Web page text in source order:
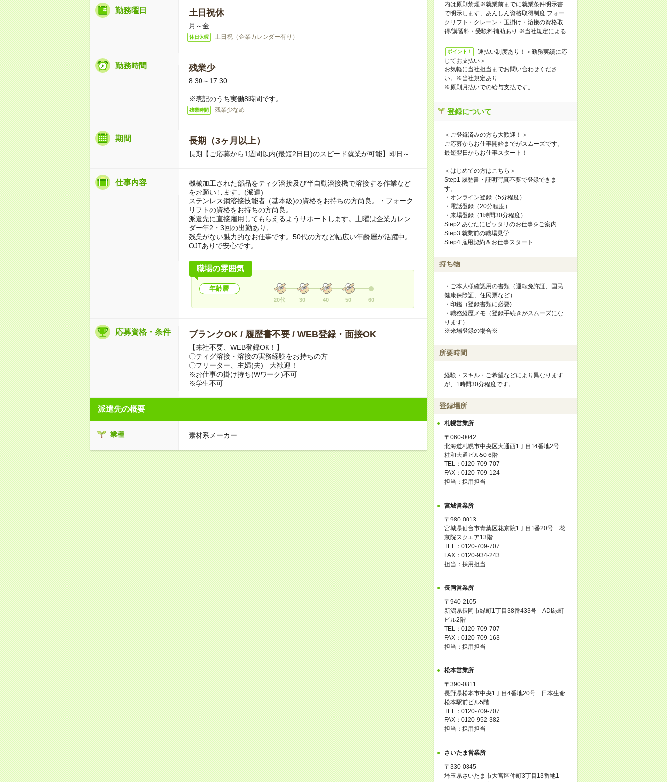
勤務曜日 土日祝休
月～金
休日休暇 土日祝（企業カレンダー有り）
勤務時間 残業少
8:30～17:30
※表記のうち実働8時間です。
残業時間 残業少なめ
期間 長期（3ヶ月以上）
長期【ご応募から1週間以内(最短2日目)のスピード就業が可能】即日～
仕事内容
機械加工された部品をティグ溶接及び半自動溶接機で溶接する作業など
をお願いします。(派遣)
ステンレス鋼溶接技能者（基本級)の資格をお持ちの方尚良。・フォーク
リフトの資格をお持ちの方尚良。
派遣先に直接雇用してもらえるようサポートします。土曜は企業カレン
ダー年2・3回の出勤あり。
残業がない魅力的なお仕事です。50代の方など幅広い年齢層が活躍中。
OJTありで安心です。
職場の雰囲気
年齢層
20代 30 40 50 60
応募資格・条件 ブランクOK / 履歴書不要 / WEB登録・面接OK
【来社不要、WEB登録OK！】
〇ティグ溶接・溶接の実務経験をお持ちの方
〇フリーター、主婦(夫) 大歓迎！
※お仕事の掛け持ち(Wワーク)不可
※学生不可
派遣先の概要
業種 素材系メーカー
内は原則禁煙※就業前までに就業条件明示書
で明示します、あんしん資格取得制度 フォー
クリフト・クレーン・玉掛け・溶接の資格取
得/講習料・受験料補助あり ※当社規定による
ポイント！
速払い制度あり！＜勤務実績に応
じてお支払い＞
お気軽に当社担当までお問い合わせくださ
い。※当社規定あり
※原則月払いでの給与支払です。
登録について
＜ご登録済みの方も大歓迎！＞
ご応募からお仕事開始までがスムーズです。
最短翌日からお仕事スタート！
＜はじめての方はこちら＞
Step1 履歴書・証明写真不要で登録できま
す。
・オンライン登録（5分程度）
・電話登録（20分程度）
・来場登録（1時間30分程度）
Step2 あなたにピッタリのお仕事をご案内
Step3 就業前の職場見学
Step4 雇用契約＆お仕事スタート
持ち物
・ご本人様確認用の書類（運転免許証、国民
健康保険証、住民票など）
・印鑑（登録書類に必要)
・職務経歴メモ（登録手続きがスムーズにな
ります）
※来場登録の場合※
所要時間
経験・スキル・ご希望などにより異なります
が、1時間30分程度です。
登録場所
札幌営業所
〒060-0042
北海道札幌市中央区大通西1丁目14番地2号
桂和大通ビル50 6階
TEL：0120-709-707
FAX：0120-709-124
担当：採用担当
宮城営業所
〒980-0013
宮城県仙台市青葉区花京院1丁目1番20号 花
京院スクエア13階
TEL：0120-709-707
FAX：0120-934-243
担当：採用担当
長岡営業所
〒940-2105
新潟県長岡市緑町1丁目38番433号 ADI緑町
ビル2階
TEL：0120-709-707
FAX：0120-709-163
担当：採用担当
松本営業所
〒390-0811
長野県松本市中央1丁目4番地20号 日本生命
松本駅前ビル5階
TEL：0120-709-707
FAX：0120-952-382
担当：採用担当
さいたま営業所
〒330-0845
埼玉県さいたま市大宮区仲町3丁目13番地1